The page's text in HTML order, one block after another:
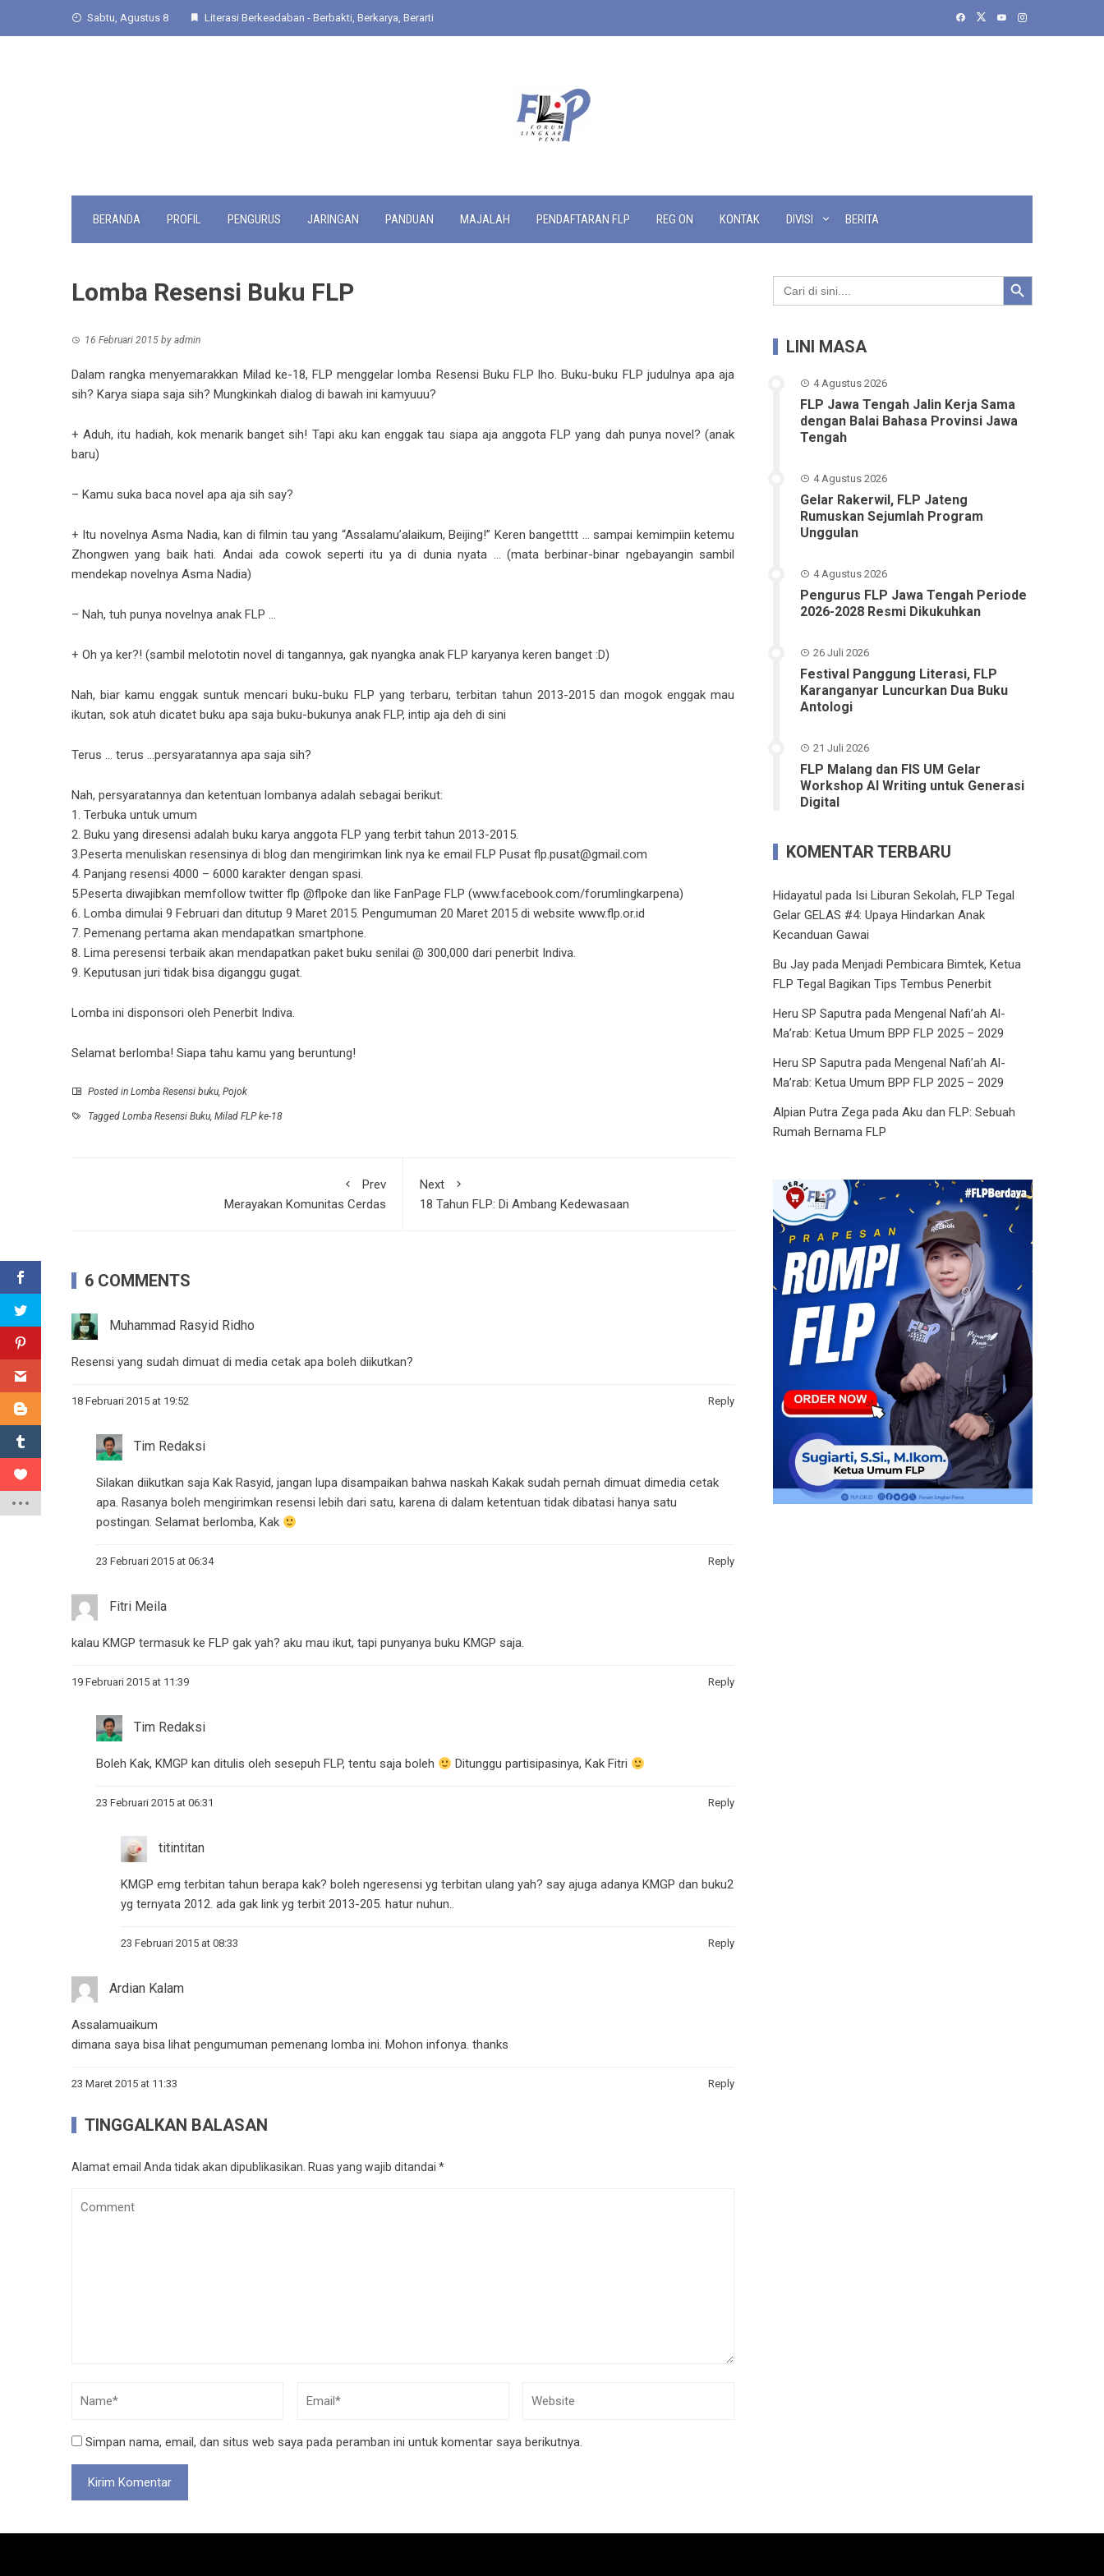
Sabtu, Agustus 8 Literasi Berkeadaban - Berbakti, Berkarya, Berarti
BERANDA PROFIL PENGURUS JARINGAN PANDUAN MAJALAH PENDAFTARAN FLP REG ON KONTAK DIVISI BERITA
Lomba Resensi Buku FLP
16 Februari 2015 by admin
Dalam rangka menyemarakkan Milad ke-18, FLP menggelar lomba Resensi Buku FLP lho. Buku-buku FLP judulnya apa aja
sih? Karya siapa saja sih? Mungkinkah dialog di bawah ini kamyuuu?
+ Aduh, itu hadiah, kok menarik banget sih! Tapi aku kan enggak tau siapa aja anggota FLP yang dah punya novel? (anak
baru)
– Kamu suka baca novel apa aja sih say?
+ Itu novelnya Asma Nadia, kan di filmin tau yang “Assalamu’alaikum, Beijing!” Keren bangetttt … sampai kemimpiin ketemu
Zhongwen yang baik hati. Andai ada cowok seperti itu ya di dunia nyata … (mata berbinar-binar ngebayangin sambil
mendekap novelnya Asma Nadia)
– Nah, tuh punya novelnya anak FLP …
+ Oh ya ker?! (sambil melototin novel di tangannya, gak nyangka anak FLP karyanya keren banget :D)
Nah, biar kamu enggak suntuk mencari buku-buku FLP yang terbaru, terbitan tahun 2013-2015 dan mogok enggak mau
ikutan, sok atuh dicatet buku apa saja buku-bukunya anak FLP, intip aja deh di sini
Terus … terus …persyaratannya apa saja sih?
Nah, persyaratannya dan ketentuan lombanya adalah sebagai berikut:
1. Terbuka untuk umum
2. Buku yang diresensi adalah buku karya anggota FLP yang terbit tahun 2013-2015.
3.Peserta menuliskan resensinya di blog dan mengirimkan link nya ke email FLP Pusat flp.pusat@gmail.com
4. Panjang resensi 4000 – 6000 karakter dengan spasi.
5.Peserta diwajibkan memfollow twitter flp @flpoke dan like FanPage FLP (www.facebook.com/forumlingkarpena)
6. Lomba dimulai 9 Februari dan ditutup 9 Maret 2015. Pengumuman 20 Maret 2015 di website www.flp.or.id
7. Pemenang pertama akan mendapatkan smartphone.
8. Lima peresensi terbaik akan mendapatkan paket buku senilai @ 300,000 dari penerbit Indiva.
9. Keputusan juri tidak bisa diganggu gugat.
Lomba ini disponsori oleh Penerbit Indiva.
Selamat berlomba! Siapa tahu kamu yang beruntung!
Posted in Lomba Resensi buku, Pojok
Tagged Lomba Resensi Buku, Milad FLP ke-18
Prev
Merayakan Komunitas Cerdas
Next
18 Tahun FLP: Di Ambang Kedewasaan
6 COMMENTS
Muhammad Rasyid Ridho
Resensi yang sudah dimuat di media cetak apa boleh diikutkan?
18 Februari 2015 at 19:52 Reply
Tim Redaksi
Silakan diikutkan saja Kak Rasyid, jangan lupa disampaikan bahwa naskah Kakak sudah pernah dimuat dimedia cetak
apa. Rasanya boleh mengirimkan resensi lebih dari satu, karena di dalam ketentuan tidak dibatasi hanya satu
postingan. Selamat berlomba, Kak
23 Februari 2015 at 06:34 Reply
Fitri Meila
kalau KMGP termasuk ke FLP gak yah? aku mau ikut, tapi punyanya buku KMGP saja.
19 Februari 2015 at 11:39 Reply
Tim Redaksi
Boleh Kak, KMGP kan ditulis oleh sesepuh FLP, tentu saja boleh Ditunggu partisipasinya, Kak Fitri
23 Februari 2015 at 06:31 Reply
titintitan
KMGP emg terbitan tahun berapa kak? boleh ngeresensi yg terbitan ulang yah? say ajuga adanya KMGP dan buku2
yg ternyata 2012. ada gak link yg terbit 2013-205. hatur nuhun..
23 Februari 2015 at 08:33 Reply
Ardian Kalam
Assalamuaikum
dimana saya bisa lihat pengumuman pemenang lomba ini. Mohon infonya. thanks
23 Maret 2015 at 11:33 Reply
TINGGALKAN BALASAN
Alamat email Anda tidak akan dipublikasikan. Ruas yang wajib ditandai *
Simpan nama, email, dan situs web saya pada peramban ini untuk komentar saya berikutnya.
Search
for:
Search Button
LINI MASA
4 Agustus 2026
FLP Jawa Tengah Jalin Kerja Sama
dengan Balai Bahasa Provinsi Jawa
Tengah
4 Agustus 2026
Gelar Rakerwil, FLP Jateng
Rumuskan Sejumlah Program
Unggulan
4 Agustus 2026
Pengurus FLP Jawa Tengah Periode
2026-2028 Resmi Dikukuhkan
26 Juli 2026
Festival Panggung Literasi, FLP
Karanganyar Luncurkan Dua Buku
Antologi
21 Juli 2026
FLP Malang dan FIS UM Gelar
Workshop AI Writing untuk Generasi
Digital
KOMENTAR TERBARU
Hidayatul pada Isi Liburan Sekolah, FLP Tegal
Gelar GELAS #4: Upaya Hindarkan Anak
Kecanduan Gawai
Bu Jay padaMenjadi Pembicara Bimtek, Ketua
FLP Tegal Bagikan Tips Tembus Penerbit
Heru SP Saputra padaMengenal Nafi’ah Al-
Ma’rab: Ketua Umum BPP FLP 2025 – 2029
Heru SP Saputra padaMengenal Nafi’ah Al-
Ma’rab: Ketua Umum BPP FLP 2025 – 2029
Alpian Putra Zega padaAku dan FLP: Sebuah
Rumah Bernama FLP